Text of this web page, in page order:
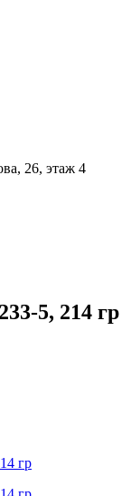
26, этаж 4
5, 214 гр